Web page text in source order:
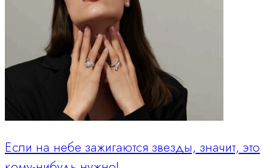
Если на небе зажигаются звезды, значит, это